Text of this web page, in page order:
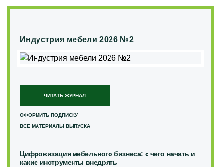
Индустрия мебели 2026 №2
ЧИТАТЬ ЖУРНАЛ
ОФОРМИТЬ ПОДПИСКУ
ВСЕ МАТЕРИАЛЫ ВЫПУСКА
Цифровизация мебельного бизнеса: с чего начать и
какие инструменты внедрять